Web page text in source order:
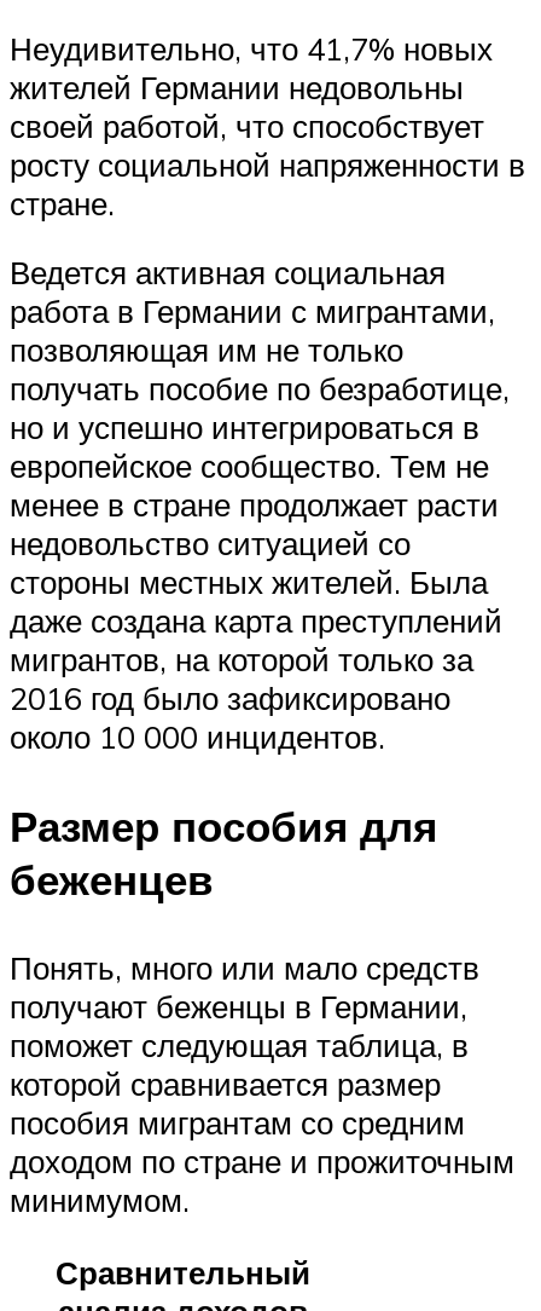
Неудивительно, что 41,7% новых
жителей Германии недовольны
своей работой, что способствует
росту социальной напряженности в
стране.
Ведется активная социальная
работа в Германии с мигрантами,
позволяющая им не только
получать пособие по безработице,
но и успешно интегрироваться в
европейское сообщество. Тем не
менее в стране продолжает расти
недовольство ситуацией со
стороны местных жителей. Была
даже создана карта преступлений
мигрантов, на которой только за
2016 год было зафиксировано
около 10 000 инцидентов.
Размер пособия для
беженцев
Понять, много или мало средств
получают беженцы в Германии,
поможет следующая таблица, в
которой сравнивается размер
пособия мигрантам со средним
доходом по стране и прожиточным
минимумом.
Сравнительный